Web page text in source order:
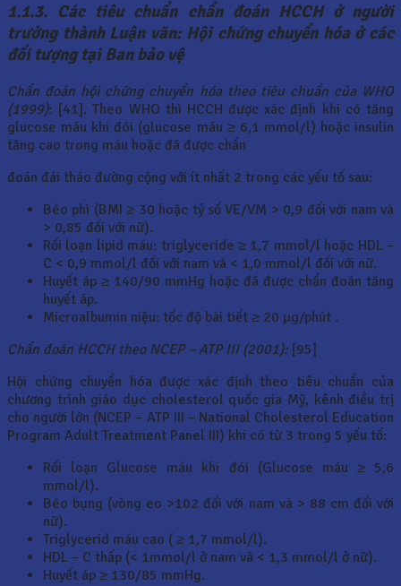
1.1.3. Các tiêu chuẩn chẩn đoán HCCH ở người
trưởng thành Luận văn: Hội chứng chuyển hóa ở các
đối tượng tại Ban bảo vệ
Chẩn đoán hội chứng chuyển hóa theo tiêu chuẩn của WHO
(1999): [41]. Theo WHO thì HCCH được xác định khi có tăng
glucose máu khi đói (glucose máu ≥ 6,1 mmol/l) hoặc insulin
tăng cao trong máu hoặc đã được chẩn
đoán đái tháo đường cộng với ít nhất 2 trong các yếu tố sau:
Béo phì (BMI ≥ 30 hoặc tỷ số VE/VM > 0,9 đối với nam và
> 0,85 đối với nữ).
Rối loạn lipid máu: triglyceride ≥ 1,7 mmol/l hoặc HDL –
C < 0,9 mmol/l đối với nam và < 1,0 mmol/l đối với nữ.
Huyết áp ≥ 140/90 mmHg hoặc đã được chẩn đoán tăng
huyết áp.
Microalbumin niệu: tốc độ bài tiết ≥ 20 µg/phút .
Chẩn đoán HCCH theo NCEP – ATP III (2001):[95]
Hội chứng chuyển hóa được xác định theo tiêu chuẩn của
chương trình giáo dục cholesterol quốc gia Mỹ, kênh điều trị
cho người lớn (NCEP – ATP III – National Cholesterol Education
Program Adult Treatment Panel III) khi có từ 3 trong 5 yếu tố:
Rối loạn Glucose máu khi đói (Glucose máu ≥ 5,6
mmol/l).
Béo bụng (vòng eo >102 đối với nam và > 88 cm đối với
nữ).
Triglycerid máu cao ( ≥ 1,7 mmol/l).
HDL – C thấp (< 1mmol/l ở nam và < 1,3 mmol/l ở nữ).
Huyết áp ≥ 130/85 mmHg.